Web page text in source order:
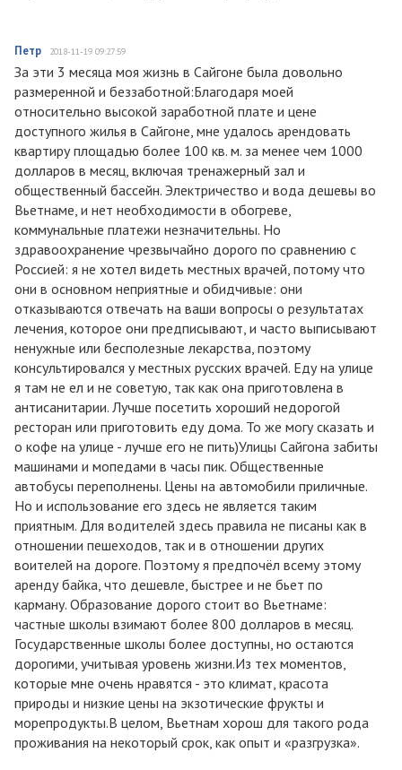
Петр 2018-11-19 09:27:59
За эти 3 месяца моя жизнь в Сайгоне была довольно
размеренной и беззаботной:Благодаря моей
относительно высокой заработной плате и цене
доступного жилья в Сайгоне, мне удалось арендовать
квартиру площадью более 100 кв. м. за менее чем 1000
долларов в месяц, включая тренажерный зал и
общественный бассейн. Электричество и вода дешевы во
Вьетнаме, и нет необходимости в обогреве,
коммунальные платежи незначительны. Но
здравоохранение чрезвычайно дорого по сравнению с
Россией: я не хотел видеть местных врачей, потому что
они в основном неприятные и обидчивые: они
отказываются отвечать на ваши вопросы о результатах
лечения, которое они предписывают, и часто выписывают
ненужные или бесполезные лекарства, поэтому
консультировался у местных русских врачей. Еду на улице
я там не ел и не советую, так как она приготовлена в
антисанитарии. Лучше посетить хороший недорогой
ресторан или приготовить еду дома. То же могу сказать и
о кофе на улице - лучше его не пить)Улицы Сайгона забиты
машинами и мопедами в часы пик. Общественные
автобусы переполнены. Цены на автомобили приличные.
Но и использование его здесь не является таким
приятным. Для водителей здесь правила не писаны как в
отношении пешеходов, так и в отношении других
воителей на дороге. Поэтому я предпочёл всему этому
аренду байка, что дешевле, быстрее и не бьет по
карману. Образование дорого стоит во Вьетнаме:
частные школы взимают более 800 долларов в месяц.
Государственные школы более доступны, но остаются
дорогими, учитывая уровень жизни.Из тех моментов,
которые мне очень нравятся - это климат, красота
природы и низкие цены на экзотические фрукты и
морепродукты.В целом, Вьетнам хорош для такого рода
проживания на некоторый срок, как опыт и «разгрузка».